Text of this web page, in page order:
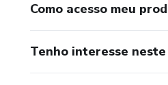
Como acesso meu
Tenho interesse